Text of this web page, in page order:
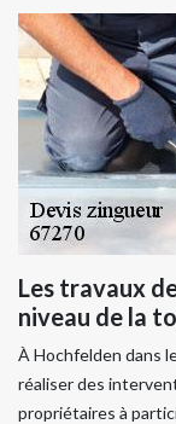
Les travaux
niveau de la
À Hochfelden dans
réaliser des
propriétaires à